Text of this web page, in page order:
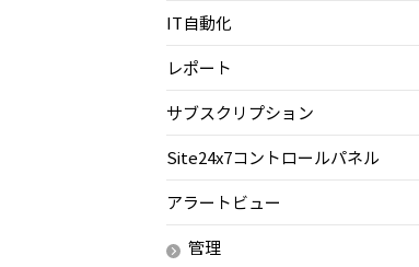
IT自動化
レポート
サブスクリプション
Site24x7コントロールパネル
アラートビュー
管理